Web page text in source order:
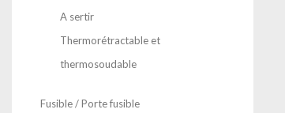
A sertir
Thermorétractable et
thermosoudable
Fusible / Porte fusible